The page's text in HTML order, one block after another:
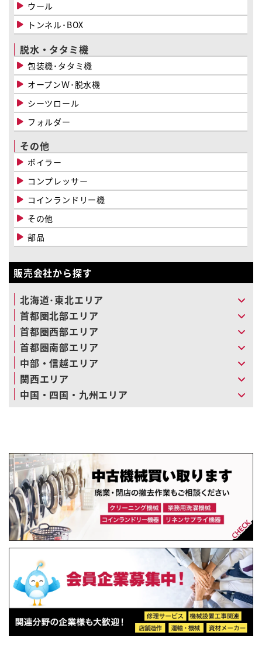
ウール
トンネル･BOX
脱水・タタミ機
包装機･タタミ機
オープンＷ･脱水機
シーツロール
フォルダー
その他
ボイラー
コンプレッサー
コインランドリー機
その他
部品
販売会社から探す
北海道･東北エリア
首都圏北部エリア
首都圏西部エリア
首都圏南部エリア
中部・信越エリア
関西エリア
中国・四国・九州エリア